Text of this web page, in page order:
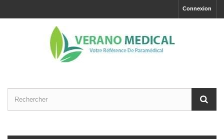
Connexion